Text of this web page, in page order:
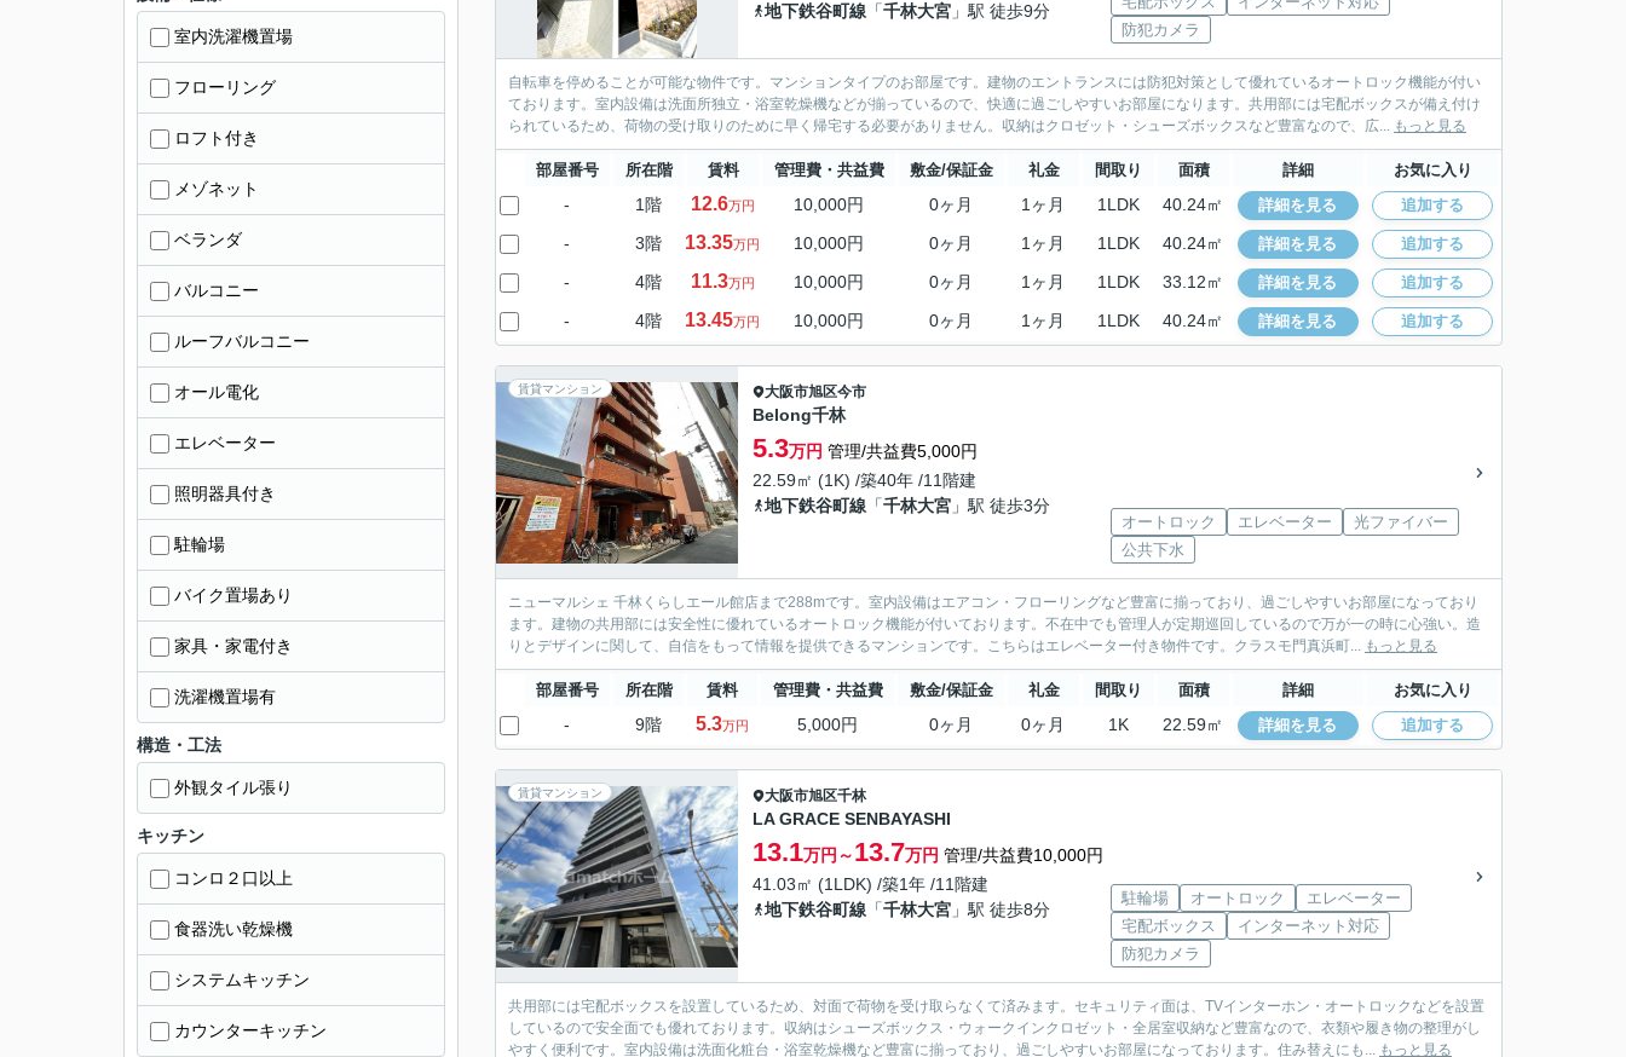
地下鉄谷町線 「千林大宮 」駅 徒歩9分
防犯カメラ
自転車を停めることが可能な物件です。マンションタイプのお部屋です。建物のエントランスには防犯対策として優れているオートロック機能が付い
ております。室内設備は洗面所独立・浴室乾燥機などが揃っているので、快適に過ごしやすいお部屋になります。共用部には宅配ボックスが備え付け
られているため、荷物の受け取りのために早く帰宅する必要がありません。収納はクロゼット・シューズボックスなど豊富なので、広... もっと見る
部屋番号 所在階 賃料 管理費・共益費 敷金/保証金 礼金 間取り 面積 詳細 お気に入り
- 1階 12.6万円 10,000円 0ヶ月 1ヶ月 1LDK 40.24㎡ 詳細を見る 追加する
- 3階 13.35万円 10,000円 0ヶ月 1ヶ月 1LDK 40.24㎡ 詳細を見る 追加する
- 4階 11.3万円 10,000円 0ヶ月 1ヶ月 1LDK 33.12㎡ 詳細を見る 追加する
- 4階 13.45万円 10,000円 0ヶ月 1ヶ月 1LDK 40.24㎡ 詳細を見る 追加する
賃貸マンション 大阪市旭区今市
Belong千林
5.3万円 管理/共益費5,000円
22.59㎡ (1K) /築40年 /11階建
地下鉄谷町線 「千林大宮 」駅 徒歩3分
オートロック エレベーター
光ファイバー
公共下水
ニューマルシェ 千林くらしエール館店まで288mです。室内設備はエアコン・フローリングなど豊富に揃っており、過ごしやすいお部屋になっており
ます。建物の共用部には安全性に優れているオートロック機能が付いております。不在中でも管理人が定期巡回しているので万が一の時に心強い。造
りとデザインに関して、自信をもって情報を提供できるマンションです。こちらはエレベーター付き物件です。クラスモ門真浜町... もっと見る
部屋番号 所在階 賃料 管理費・共益費 敷金/保証金 礼金 間取り 面積 詳細 お気に入り
- 9階 5.3万円 5,000円 0ヶ月 0ヶ月 1K 22.59㎡ 詳細を見る 追加する
賃貸マンション 大阪市旭区千林
LA GRACE SENBAYASHI
13.1万円～13.7万円 管理/共益費10,000円
41.03㎡ (1LDK) /築1年 /11階建
地下鉄谷町線 「千林大宮 」駅 徒歩8分
駐輪場 オートロック
エレベーター
宅配ボックス
インターネット対応
防犯カメラ
共用部には宅配ボックスを設置しているため、対面で荷物を受け取らなくて済みます。セキュリティ面は、TVインターホン・オートロックなどを設置
しているので安全面でも優れております。収納はシューズボックス・ウォークインクロゼット・全居室収納など豊富なので、衣類や履き物の整理がし
やすく便利です。室内設備は洗面化粧台・浴室乾燥機など豊富に揃っており、過ごしやすいお部屋になっております。住み替えにも... もっと見る
室内洗濯機置場
フローリング
ロフト付き
メゾネット
ベランダ
バルコニー
ルーフバルコニー
オール電化
エレベーター
照明器具付き
駐輪場
バイク置場あり
家具・家電付き
洗濯機置場有
構造・工法
外観タイル張り
キッチン
コンロ２口以上
食器洗い乾燥機
システムキッチン
カウンターキッチン